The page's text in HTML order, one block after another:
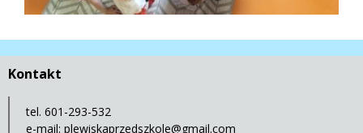
Kontakt
tel. 601-293-532
e-mail: plewiskaprzedszkole@gmail.com